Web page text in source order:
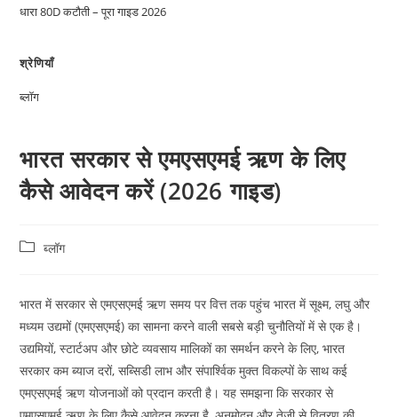
धारा 80D कटौती – पूरा गाइड 2026
श्रेणियाँ
ब्लॉग
भारत सरकार से एमएसएमई ऋण के लिए
कैसे आवेदन करें (2026 गाइड)
ब्लॉग
भारत में सरकार से एमएसएमई ऋण समय पर वित्त तक पहुंच भारत में सूक्ष्म, लघु और
मध्यम उद्यमों (एमएसएमई) का सामना करने वाली सबसे बड़ी चुनौतियों में से एक है।
उद्यमियों, स्टार्टअप और छोटे व्यवसाय मालिकों का समर्थन करने के लिए, भारत
सरकार कम ब्याज दरों, सब्सिडी लाभ और संपार्श्विक मुक्त विकल्पों के साथ कई
एमएसएमई ऋण योजनाओं को प्रदान करती है। यह समझना कि सरकार से